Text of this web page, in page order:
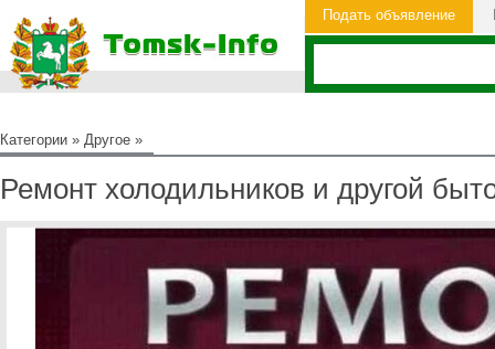
Подать объявление
Категории » Другое »
Ремонт холодильников и другой